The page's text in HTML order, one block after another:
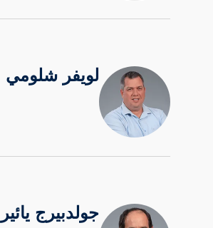
لويفر شلومي
جولدبيرج يائير